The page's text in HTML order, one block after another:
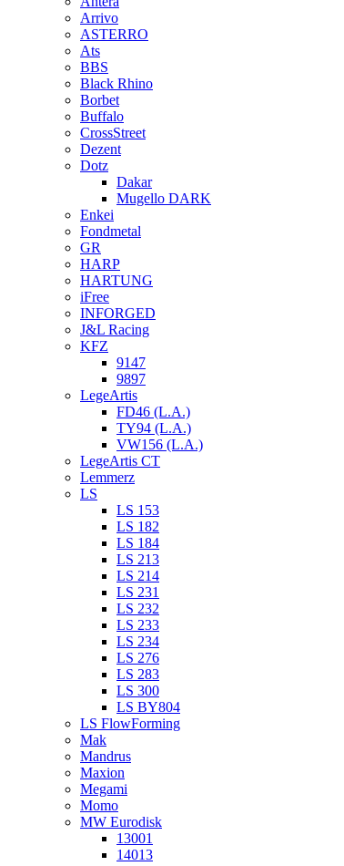
Arrivo
ASTERRO
Ats
BBS
Black Rhino
Borbet
Buffalo
CrossStreet
Dezent
Dotz
Dakar
Mugello DARK
Enkei
Fondmetal
GR
HARP
HARTUNG
iFree
INFORGED
J&L Racing
KFZ
9147
9897
LegeArtis
FD46 (L.A.)
TY94 (L.A.)
VW156 (L.A.)
LegeArtis CT
Lemmerz
LS
LS 153
LS 182
LS 184
LS 213
LS 214
LS 231
LS 232
LS 233
LS 234
LS 276
LS 283
LS 300
LS BY804
LS FlowForming
Mak
Mandrus
Maxion
Megami
Momo
MW Eurodisk
13001
14013